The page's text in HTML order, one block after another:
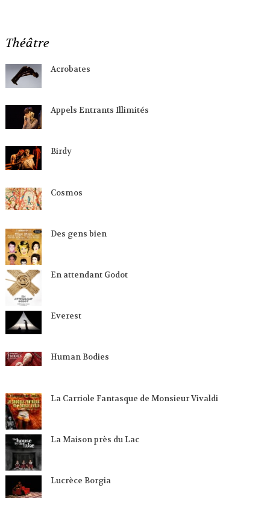
Théâtre
Acrobates
Appels Entrants Illimités
Birdy
Cosmos
Des gens bien
En attendant Godot
Everest
Human Bodies
La Carriole Fantasque de Monsieur Vivaldi
La Maison près du Lac
Lucrèce Borgia